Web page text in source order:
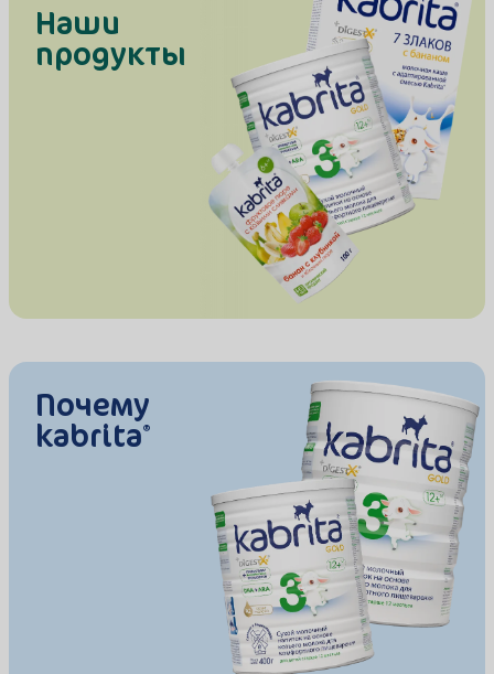
Наши
продукты
Почему
kabrita®